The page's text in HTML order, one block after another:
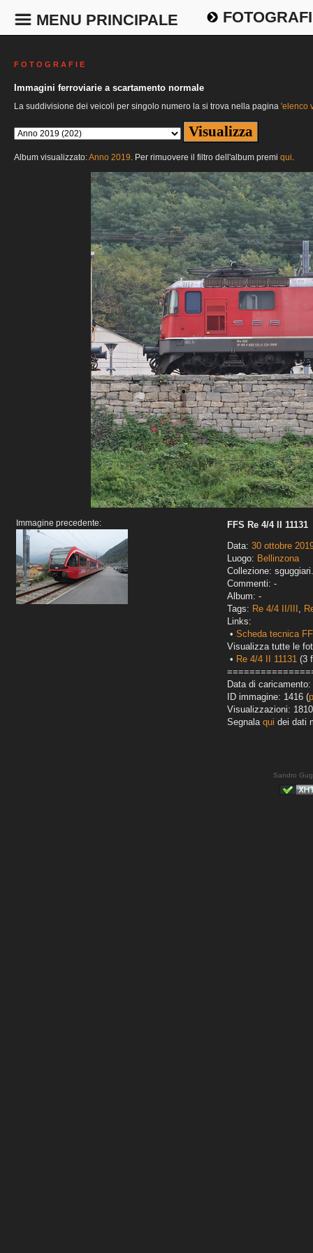
MENU PRINCIPALE
F O T O G R A F I E
Immagini ferroviarie a scartamento normale
La suddivisione dei veicoli per singolo numero la si trova nella pagina 'elenco
Album visualizzato:Anno 2019. Per rimuovere il filtro dell'album premi qui.
Immagine precedente:
FFS Re 4/4 II 11131
Data: 30 ottobre
Luogo: Bellinzona
Collezione:
Commenti: -
Album: -
Tags: Re 4/4 II/III ,
Links:
• Scheda tecnica
Visualizza tutte le
• Re 4/4 II 11131 (3
Data di caricamento:
ID immagine: 1416 (
Visualizzazioni: 1810
Segnala qui dei dati
Sandro